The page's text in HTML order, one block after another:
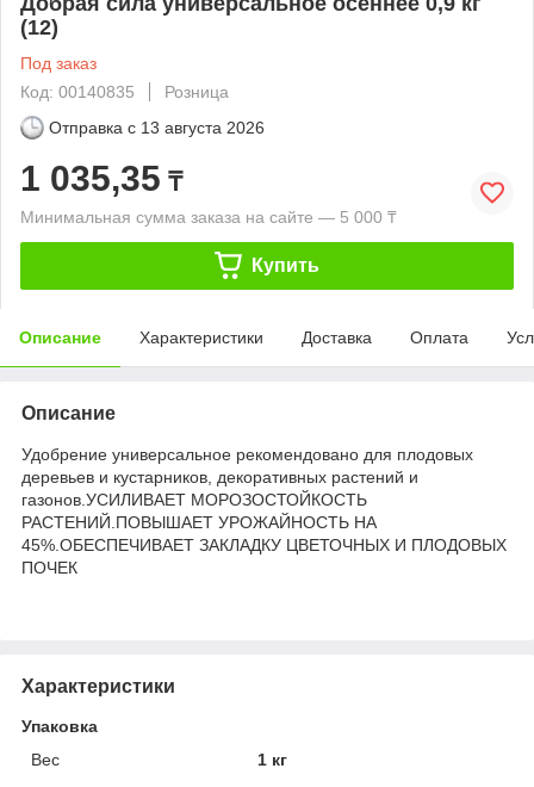
(12)
Под заказ
Код: 00140835
Розница
Отправка с 13 августа 2026
1 035,35 ₸
Минимальная сумма заказа на сайте — 5 000 ₸
Купить
Описание Характеристики Доставка Оплата
Описание
Удобрение универсальное рекомендовано для плодовых
деревьев и кустарников, декоративных растений и
газонов.УСИЛИВАЕТ МОРОЗОСТОЙКОСТЬ
РАСТЕНИЙ.ПОВЫШАЕТ УРОЖАЙНОСТЬ НА
45%.ОБЕСПЕЧИВАЕТ ЗАКЛАДКУ ЦВЕТОЧНЫХ И ПЛОДОВЫХ
ПОЧЕК
Характеристики
Упаковка
Вес
1 кг